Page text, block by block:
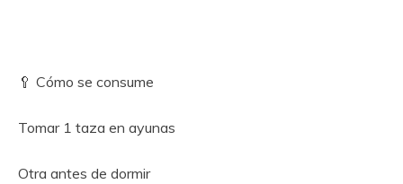
🥄 Cómo se consume
Tomar 1 taza en ayunas
Otra antes de dormir